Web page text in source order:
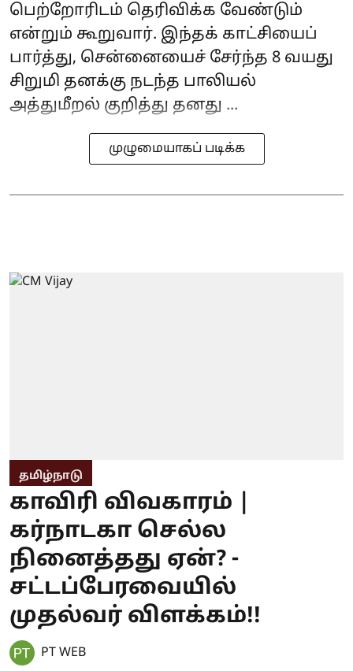
பெற்றோரிடம் தெரிவிக்க வேண்டும்
என்றும் கூறுவார். இந்தக் காட்சியைப்
பார்த்து, சென்னையைச் சேர்ந்த 8 வயது
சிறுமி தனக்கு நடந்த பாலியல்
அத்துமீறல் குறித்து தனது ...
முழுமையாகப் படிக்க
தமிழ்நாடு
காவிரி விவகாரம் |
கர்நாடகா செல்ல
நினைத்தது ஏன்? -
சட்டப்பேரவையில்
முதல்வர் விளக்கம்!!
PT WEB